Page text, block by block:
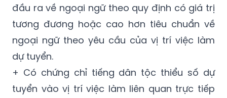
đầu ra về ngoại ngữ theo quy định có giá trị
tương đương hoặc cao hơn tiêu chuẩn về
ngoại ngữ theo yêu cầu của vị trí việc làm
dự tuyển.
+ Có chứng chỉ tiếng dân tộc thiểu số dự
tuyển vào vị trí việc làm liên quan trực tiếp